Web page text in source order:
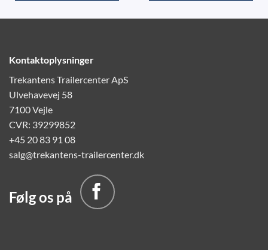
Kontaktoplysninger
Trekantens Trailercenter ApS
Ulvehavevej 58
7100 Vejle
CVR: 39299852
+45 20 83 91 08
salg@trekantens-trailercenter.dk
Følg os på